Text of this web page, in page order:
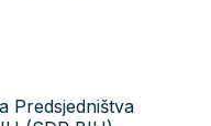
Predsjedništva